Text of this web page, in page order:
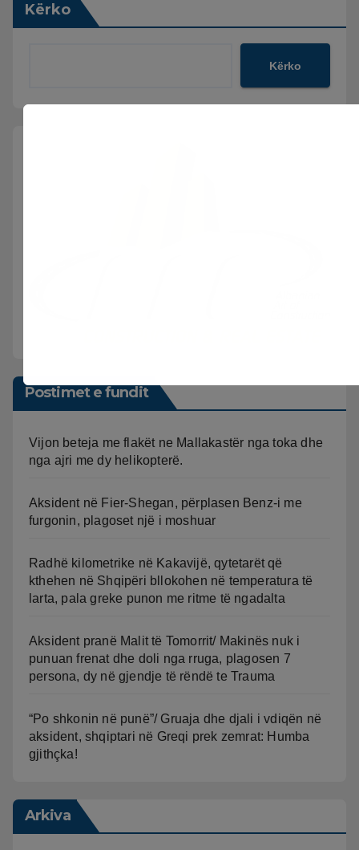
Kërko
Kërko
Postimet e fundit
Vijon beteja me flakët ne Mallakastër nga toka dhe
nga ajri me dy helikopterë.
Aksident në Fier-Shegan, përplasen Benz-i me
furgonin, plagoset një i moshuar
Radhë kilometrike në Kakavijë, qytetarët që
kthehen në Shqipëri bllokohen në temperatura të
larta, pala greke punon me ritme të ngadalta
Aksident pranë Malit të Tomorrit/ Makinës nuk i
punuan frenat dhe doli nga rruga, plagosen 7
persona, dy në gjendje të rëndë te Trauma
“Po shkonin në punë”/ Gruaja dhe djali i vdiqën në
aksident, shqiptari në Greqi prek zemrat: Humba
gjithçka!
Arkiva